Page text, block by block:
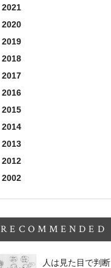
2021
2020
2019
2018
2017
2016
2015
2014
2013
2012
2002
RECOMMENDED
人は見た目で判断